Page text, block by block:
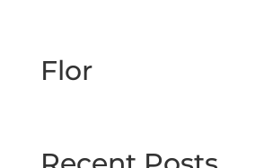
Flor